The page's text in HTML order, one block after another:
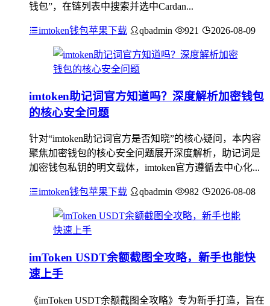
钱包”，在链列表中搜索并选中Cardan...
imtoken钱包苹果下载 qbadmin 921 2026-08-09
imtoken助记词官方知道吗？深度解析加密钱包
的核心安全问题
针对“imtoken助记词官方是否知晓”的核心疑问，本内容
聚焦加密钱包的核心安全问题展开深度解析，助记词是
加密钱包私钥的明文载体，imtoken官方遵循去中心化...
imtoken钱包苹果下载 qbadmin 982 2026-08-08
imToken USDT余额截图全攻略，新手也能快
速上手
《imToken USDT余额截图全攻略》专为新手打造，旨在